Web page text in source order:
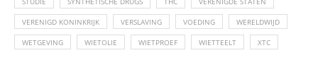
VERENIGD KONINKRIJK VERSLAVING VOEDING WERELDWIJD
WETGEVING WIETOLIE WIETPROEF WIETTEELT XTC